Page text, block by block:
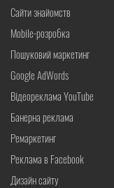
Сайти знайомств
Mobile-розробка
Пошуковий маркетинг
Google AdWords
Відеореклама YouTube
Банерна реклама
Ремаркетинг
Реклама в Facebook
Дизайн сайту